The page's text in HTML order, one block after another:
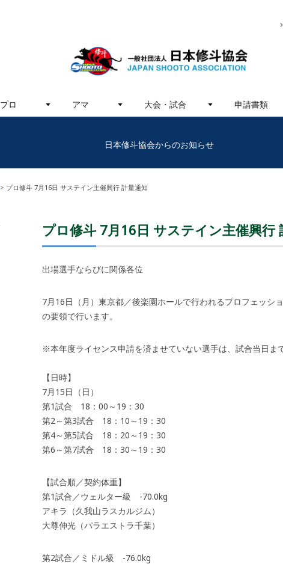
プロ アマ 大会・試合 申請書類
日本修斗協会からのお知らせ
プロ修斗 7月16日 サステイン主催興行 計量通知
プロ修斗 7月16日 サステイン主催興行
出場選手ならびに関係各位
7月16日（月）東京都／後楽園ホールで行われるプロフェッシ
の要領で行います。
※本年度ライセンス申請を済ませていない選手は、試合当日ま
【日時】
7月15日（日）
第1試合 18：00～19：30
第2～第3試合 18：10～19：30
第4～第5試合 18：20～19：30
第6～第7試合 18：30～19：30
【試合順／契約体重】
第1試合／ウェルター級 -70.0kg
アキラ（久我山ラスカルジム）
大尊伸光（パラエストラ千葉）
第2試合／ミドル級 -76.0kg